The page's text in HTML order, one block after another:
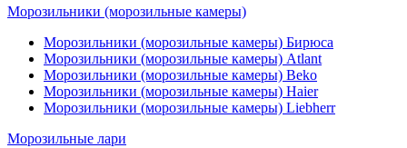
Морозильники (морозильные камеры)
Морозильники (морозильные камеры) Бирюса
Морозильники (морозильные камеры) Atlant
Морозильники (морозильные камеры) Beko
Морозильники (морозильные камеры) Haier
Морозильники (морозильные камеры) Liebherr
Морозильные лари